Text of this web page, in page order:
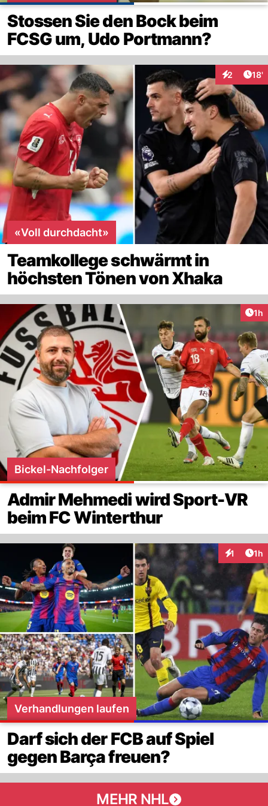
Stossen Sie den Bock beim
FCSG um, Udo Portmann?
2 18'
«Voll durchdacht»
Teamkollege schwärmt in
höchsten Tönen von Xhaka
1h
Bickel-Nachfolger
Admir Mehmedi wird Sport-VR
beim FC Winterthur
1 1h
Verhandlungen laufen
Darf sich der FCB auf Spiel
gegen Barça freuen?
MEHR NHL